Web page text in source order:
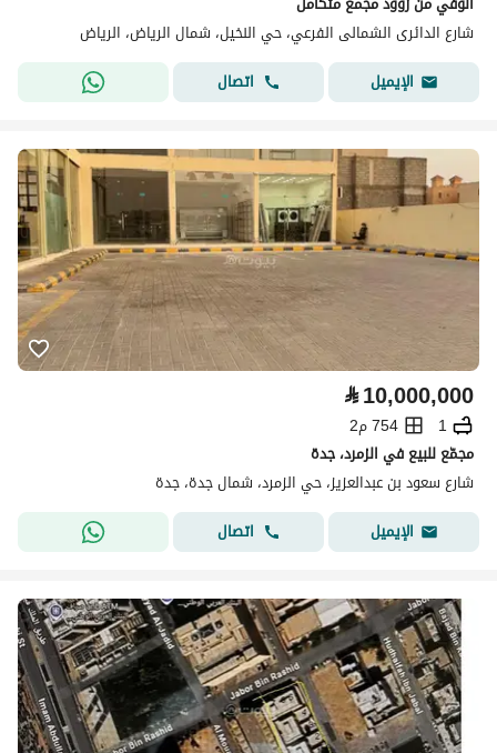
شارع الدائرى الشمالى الفرعي، حي النخيل، شمال الرياض، الرياض
الإيميل
اتصال
⃁10,000,000
1
754 م2
مجمّع للبيع في الزمرد، جدة
شارع سعود بن عبدالعزيز، حي الزمرد، شمال جدة، جدة
الإيميل
اتصال